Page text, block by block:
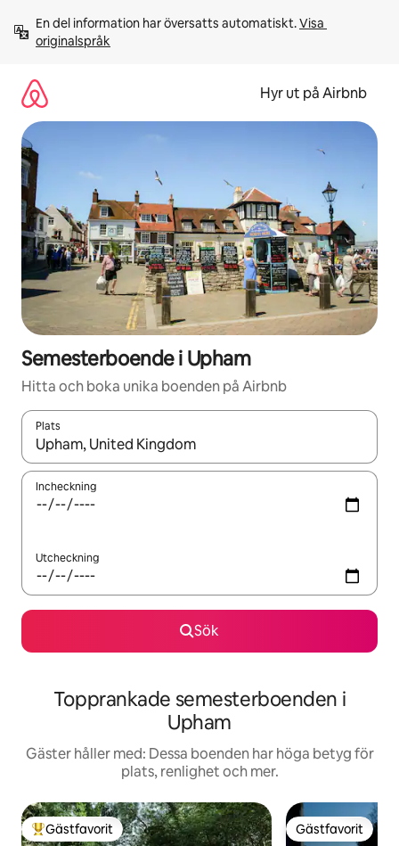
innehåll
En del information har översatts automatiskt. Visa
originalspråk
Hyr ut på Airbnb
Semesterboende i Upham
Hitta och boka unika boenden på Airbnb
Plats
När resultaten är tillgängliga kan du navigera med upp- och
Incheckning
Utcheckning
Sök
Topprankade semesterboenden i
Upham
Gäster håller med: Dessa boenden har höga betyg för
plats, renlighet och mer.
Populär gästfavorit
Gästfavorit Gästfavorit
Gästfavorit